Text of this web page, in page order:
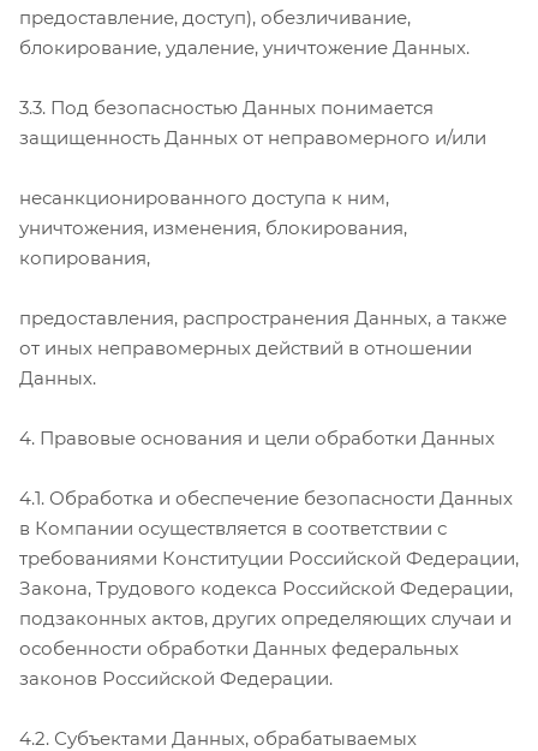
предоставление, доступ), обезличивание,
блокирование, удаление, уничтожение Данных.
3.3. Под безопасностью Данных понимается
защищенность Данных от неправомерного и/или
несанкционированного доступа к ним,
уничтожения, изменения, блокирования,
копирования,
предоставления, распространения Данных, а также
от иных неправомерных действий в отношении
Данных.
4. Правовые основания и цели обработки Данных
4.1. Обработка и обеспечение безопасности Данных
в Компании осуществляется в соответствии с
требованиями Конституции Российской Федерации,
Закона, Трудового кодекса Российской Федерации,
подзаконных актов, других определяющих случаи и
особенности обработки Данных федеральных
законов Российской Федерации.
4.2. Субъектами Данных, обрабатываемых